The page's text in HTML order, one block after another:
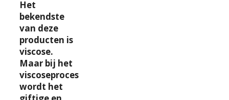
Het
bekendste
van deze
producten is
viscose.
Maar bij het
viscoseproces
wordt het